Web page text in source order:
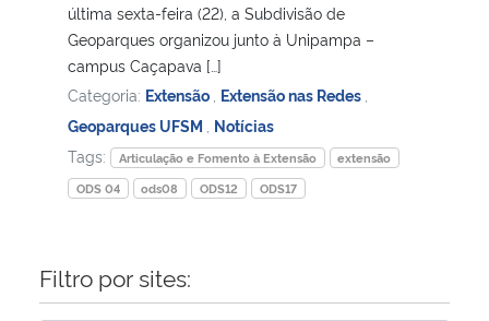
Ministério da Ciência, Tecnologia, Inovações e Comunicações
Ministério do Meio Ambiente
Ministério do Turismo
Ministério do Desenvolvimento Regional
última sexta-feira (22), a Subdivisão de
Geoparques organizou junto à Unipampa –
campus Caçapava […]
Categoria: Extensão Extensão nas Redes
Geoparques UFSM
Notícias
Tags:
Articulação e Fomento à Extensão
extensão
ODS 04
ods08 ODS12 ODS17
Filtro por sites: